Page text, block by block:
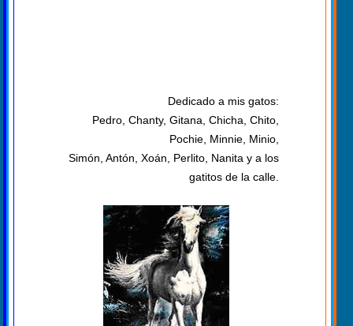
Dedicado a mis gatos:
Pedro, Chanty, Gitana, Chicha, Chito,
Pochie, Minnie, Minio,
Simón, Antón, Xoán, Perlito, Nanita y a los
gatitos de la calle.